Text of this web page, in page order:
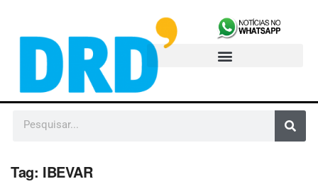
Tag: IBEVAR